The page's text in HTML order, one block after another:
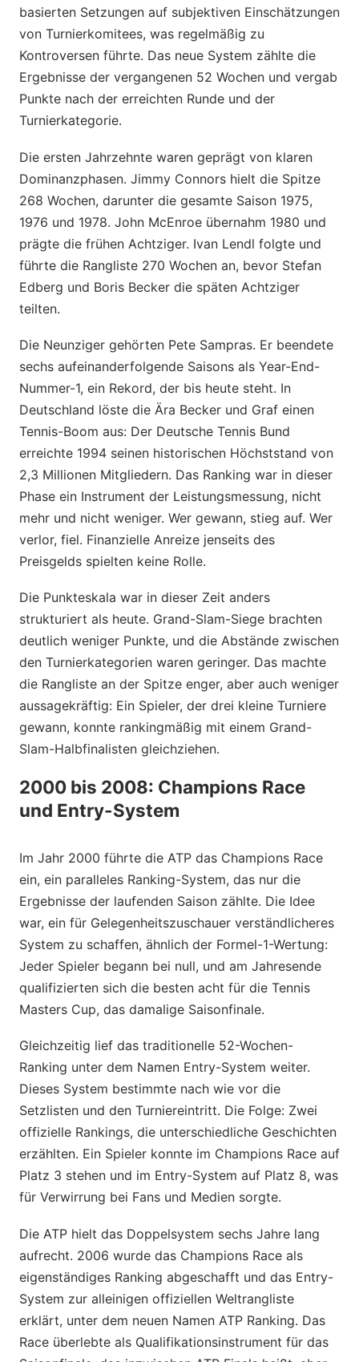
basierten Setzungen auf subjektiven Einschätzungen
von Turnierkomitees, was regelmäßig zu
Kontroversen führte. Das neue System zählte die
Ergebnisse der vergangenen 52 Wochen und vergab
Punkte nach der erreichten Runde und der
Turnierkategorie.
Die ersten Jahrzehnte waren geprägt von klaren
Dominanzphasen. Jimmy Connors hielt die Spitze
268 Wochen, darunter die gesamte Saison 1975,
1976 und 1978. John McEnroe übernahm 1980 und
prägte die frühen Achtziger. Ivan Lendl folgte und
führte die Rangliste 270 Wochen an, bevor Stefan
Edberg und Boris Becker die späten Achtziger
teilten.
Die Neunziger gehörten Pete Sampras. Er beendete
sechs aufeinanderfolgende Saisons als Year-End-
Nummer-1, ein Rekord, der bis heute steht. In
Deutschland löste die Ära Becker und Graf einen
Tennis-Boom aus: Der Deutsche Tennis Bund
erreichte 1994 seinen historischen Höchststand von
2,3 Millionen Mitgliedern. Das Ranking war in dieser
Phase ein Instrument der Leistungsmessung, nicht
mehr und nicht weniger. Wer gewann, stieg auf. Wer
verlor, fiel. Finanzielle Anreize jenseits des
Preisgelds spielten keine Rolle.
Die Punkteskala war in dieser Zeit anders
strukturiert als heute. Grand-Slam-Siege brachten
deutlich weniger Punkte, und die Abstände zwischen
den Turnierkategorien waren geringer. Das machte
die Rangliste an der Spitze enger, aber auch weniger
aussagekräftig: Ein Spieler, der drei kleine Turniere
gewann, konnte rankingmäßig mit einem Grand-
Slam-Halbfinalisten gleichziehen.
2000 bis 2008: Champions Race
und Entry-System
Im Jahr 2000 führte die ATP das Champions Race
ein, ein paralleles Ranking-System, das nur die
Ergebnisse der laufenden Saison zählte. Die Idee
war, ein für Gelegenheitszuschauer verständlicheres
System zu schaffen, ähnlich der Formel-1-Wertung:
Jeder Spieler begann bei null, und am Jahresende
qualifizierten sich die besten acht für die Tennis
Masters Cup, das damalige Saisonfinale.
Gleichzeitig lief das traditionelle 52-Wochen-
Ranking unter dem Namen Entry-System weiter.
Dieses System bestimmte nach wie vor die
Setzlisten und den Turniereintritt. Die Folge: Zwei
offizielle Rankings, die unterschiedliche Geschichten
erzählten. Ein Spieler konnte im Champions Race auf
Platz 3 stehen und im Entry-System auf Platz 8, was
für Verwirrung bei Fans und Medien sorgte.
Die ATP hielt das Doppelsystem sechs Jahre lang
aufrecht. 2006 wurde das Champions Race als
eigenständiges Ranking abgeschafft und das Entry-
System zur alleinigen offiziellen Weltrangliste
erklärt, unter dem neuen Namen ATP Ranking. Das
Race überlebte als Qualifikationsinstrument für das